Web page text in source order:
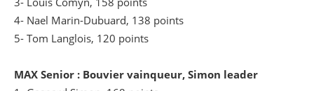
4- Nael Marin-Dubuard, 138 points
5- Tom Langlois, 120 points
MAX Senior : Bouvier vainqueur, Simon leader